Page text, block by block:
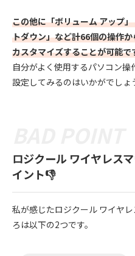
この他に「ボリューム アップ
トダウン」など計66個の操作
カスタマイズすることが可能で
自分がよく使用するパソコン
設定してみるのはいかがでしょ
ロジクール ワイヤレス
イント👎
私が感じたロジクール ワイヤ
ろは以下の2つです。